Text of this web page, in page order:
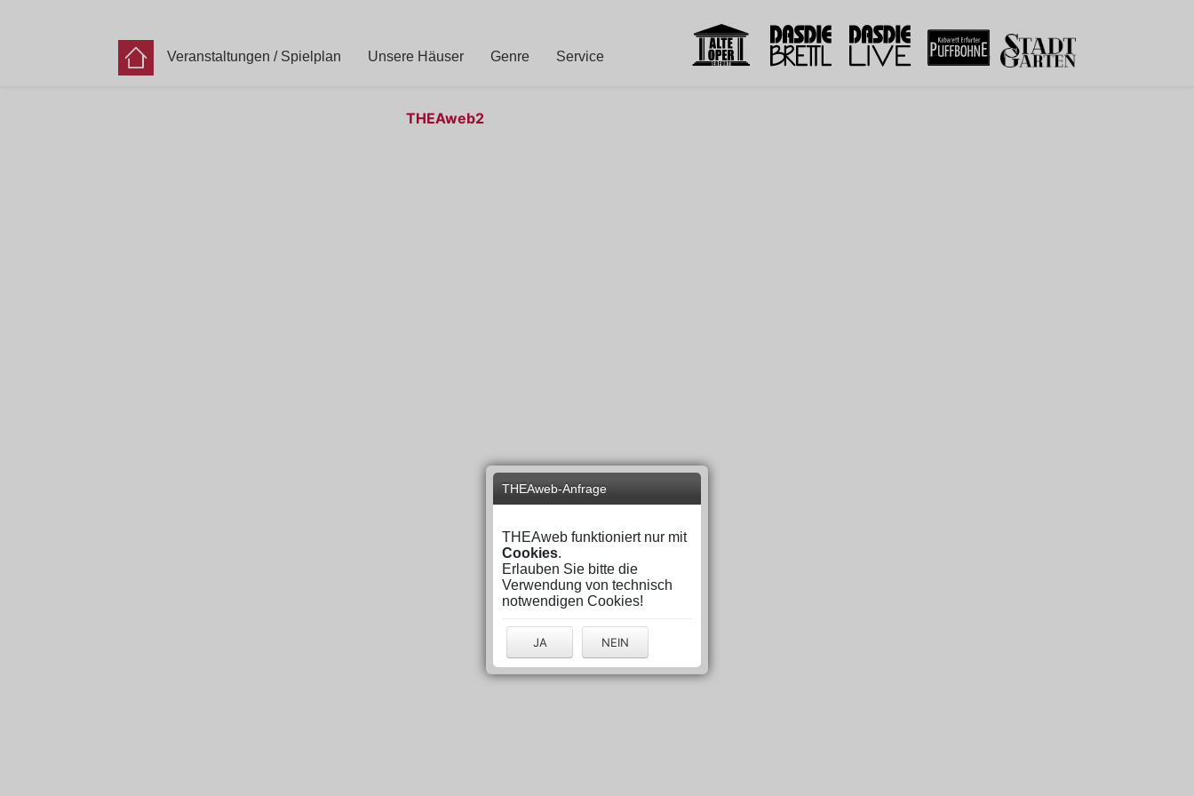
Veranstaltungen / Spielplan Unsere Häuser Genre Service
THEAweb2
THEAweb-Anfrage
THEAweb funktioniert nur mit
Cookies.
Erlauben Sie bitte die
Verwendung von technisch
notwendigen Cookies!
JA NEIN